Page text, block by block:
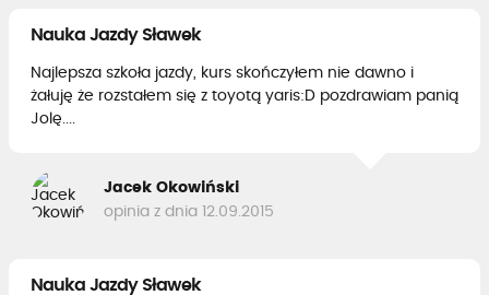
Nauka Jazdy Sławek
Najlepsza szkoła jazdy, kurs skończyłem nie dawno i
żałuję że rozstałem się z toyotą yaris:D pozdrawiam panią
Jolę....
Jacek Okowiński
opinia z dnia 12.09.2015
Nauka Jazdy Sławek